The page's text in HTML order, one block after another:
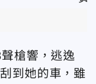
槍響，逃逸
到她的車，雖